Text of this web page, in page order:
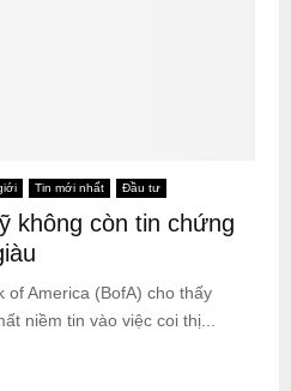
Tin mới nhất Đầu tư
không còn tin chứng
of America (BofA) cho thấy
niềm tin vào việc coi thị...